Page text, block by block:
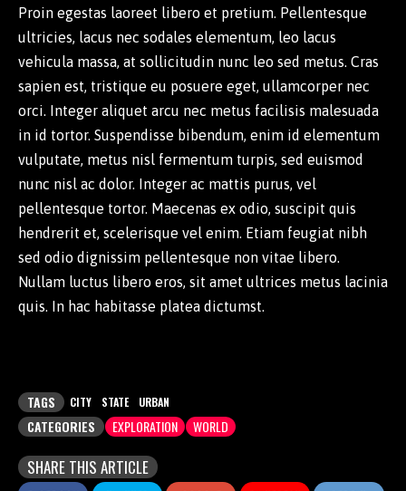
Proin egestas laoreet libero et pretium. Pellentesque
ultricies, lacus nec sodales elementum, leo lacus
vehicula massa, at sollicitudin nunc leo sed metus. Cras
sapien est, tristique eu posuere eget, ullamcorper nec
orci. Integer aliquet arcu nec metus facilisis malesuada
in id tortor. Suspendisse bibendum, enim id elementum
vulputate, metus nisl fermentum turpis, sed euismod
nunc nisl ac dolor. Integer ac mattis purus, vel
pellentesque tortor. Maecenas ex odio, suscipit quis
hendrerit et, scelerisque vel enim. Etiam feugiat nibh
sed odio dignissim pellentesque non vitae libero.
Nullam luctus libero eros, sit amet ultrices metus lacinia
quis. In hac habitasse platea dictumst.
TAGS CITY STATE URBAN
CATEGORIES EXPLORATION WORLD
SHARE THIS ARTICLE